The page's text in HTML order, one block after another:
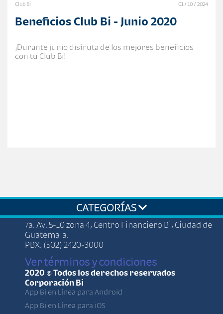
Club Bi 01 / 10 / 2024
Beneficios Club Bi - Junio 2020
¡Durante junio disfruta de los mejores beneficios
con tu Club Bi!
CATEGORÍAS
7a. Av. 5-10 zona 4, Centro Financiero Bi, Ciudad de
Guatemala.
PBX: (502) 2420-3000
Ver términos y condiciones
2020 © Todos los derechos reservados
Corporación Bi
App Bi en Línea para Android
App Bi en Línea para iOS